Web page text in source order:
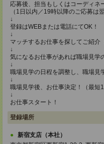
応募後、担当もしくはコーディネ
（1日以内／19時以降のご応募は
↓
登録はWEBまたは電話にてOK！
↓
マッチするお仕事を探してご紹介
↓
気になるお仕事があれば職場見学
↓
職場見学の日程を調整し、職場見
↓
職場見学後、お仕事決定！（最短1
↓
お仕事スタート！
登録場所
新宿支店（本社）